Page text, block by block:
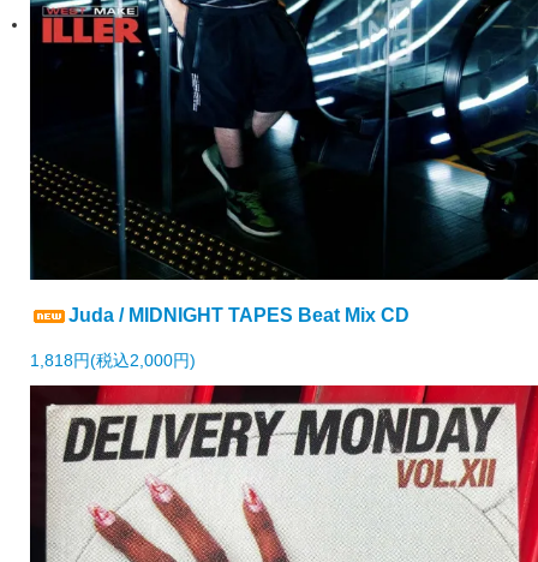
Juda / MIDNIGHT TAPES Beat Mix CD
1,818円(税込2,000円)